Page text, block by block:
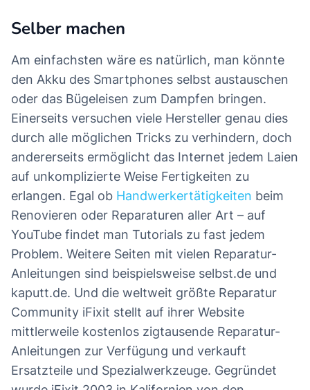
Selber machen
Am einfachsten wäre es natürlich, man könnte
den Akku des Smartphones selbst austauschen
oder das Bügeleisen zum Dampfen bringen.
Einerseits versuchen viele Hersteller genau dies
durch alle möglichen Tricks zu verhindern, doch
andererseits ermöglicht das Internet jedem Laien
auf unkomplizierte Weise Fertigkeiten zu
erlangen. Egal ob Handwerkertätigkeiten beim
Renovieren oder Reparaturen aller Art – auf
YouTube findet man Tutorials zu fast jedem
Problem. Weitere Seiten mit vielen Reparatur-
Anleitungen sind beispielsweise selbst.de und
kaputt.de. Und die weltweit größte Reparatur
Community iFixit stellt auf ihrer Website
mittlerweile kostenlos zigtausende Reparatur-
Anleitungen zur Verfügung und verkauft
Ersatzteile und Spezialwerkzeuge. Gegründet